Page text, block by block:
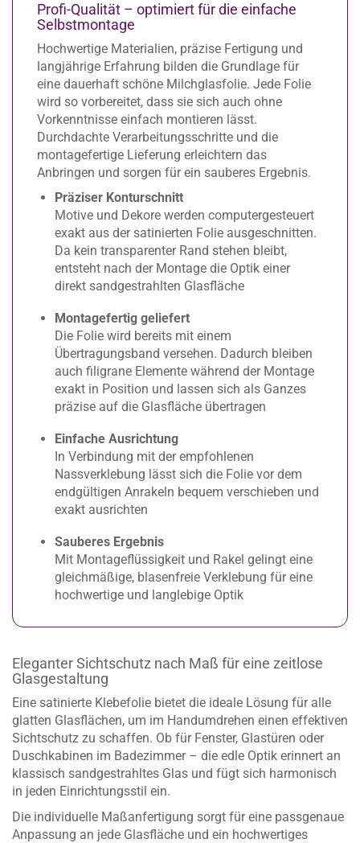
Profi-Qualität – optimiert für die einfache
Selbstmontage
Hochwertige Materialien, präzise Fertigung und
langjährige Erfahrung bilden die Grundlage für
eine dauerhaft schöne Milchglasfolie. Jede Folie
wird so vorbereitet, dass sie sich auch ohne
Vorkenntnisse einfach montieren lässt.
Durchdachte Verarbeitungsschritte und die
montagefertige Lieferung erleichtern das
Anbringen und sorgen für ein sauberes Ergebnis.
Präziser Konturschnitt
Motive und Dekore werden computergesteuert
exakt aus der satinierten Folie ausgeschnitten.
Da kein transparenter Rand stehen bleibt,
entsteht nach der Montage die Optik einer
direkt sandgestrahlten Glasfläche
Montagefertig geliefert
Die Folie wird bereits mit einem
Übertragungsband versehen. Dadurch bleiben
auch filigrane Elemente während der Montage
exakt in Position und lassen sich als Ganzes
präzise auf die Glasfläche übertragen
Einfache Ausrichtung
In Verbindung mit der empfohlenen
Nassverklebung lässt sich die Folie vor dem
endgültigen Anrakeln bequem verschieben und
exakt ausrichten
Sauberes Ergebnis
Mit Montageflüssigkeit und Rakel gelingt eine
gleichmäßige, blasenfreie Verklebung für eine
hochwertige und langlebige Optik
Eleganter Sichtschutz nach Maß für eine zeitlose
Glasgestaltung
Eine satinierte Klebefolie bietet die ideale Lösung für alle
glatten Glasflächen, um im Handumdrehen einen effektiven
Sichtschutz zu schaffen. Ob für Fenster, Glastüren oder
Duschkabinen im Badezimmer – die edle Optik erinnert an
klassisch sandgestrahltes Glas und fügt sich harmonisch
in jeden Einrichtungsstil ein.
Die individuelle Maßanfertigung sorgt für eine passgenaue
Anpassung an jede Glasfläche und ein hochwertiges